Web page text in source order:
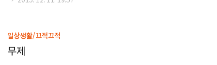
진 한장이 내 페이스북 타임라인에 떴을 때 나는 그 주체할 수
의미하는지 그리고 그것이 왜 페이스북에 올라왔는지를 이미 본
능은 알아차렸지만, 내 이성은 그것을 아직 이해할 준비가 되지
일상생활/끄적끄적
무제